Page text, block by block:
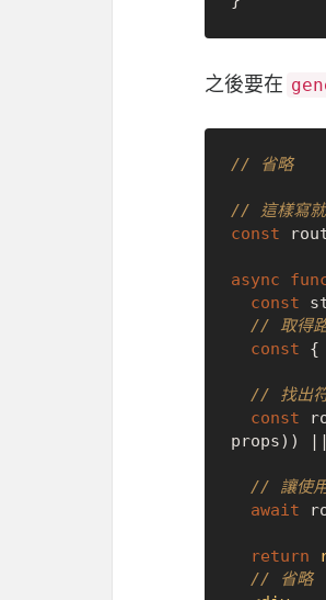
之後要在
// 省略
// 這樣寫就
const
async
const
// 取得
const {
// 找出
const
props))
// 讓使
await
return
// 省略